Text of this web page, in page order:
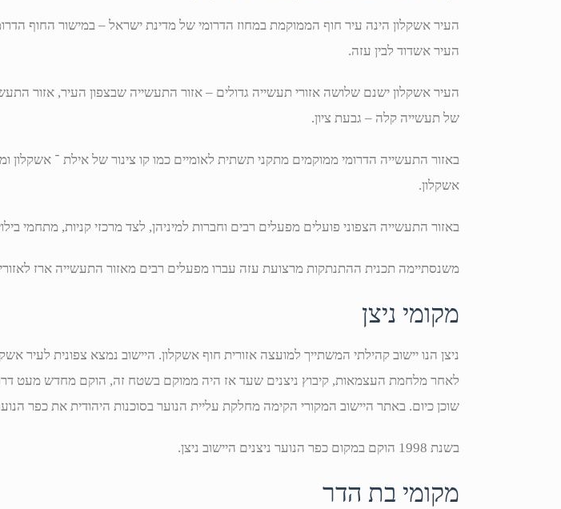
העיר אשקלון הינה עיר חוף הממוקמת במחוז הדרומי של מדינת ישראל – במישור החוף
העיר אשדוד לבין עזה.
העיר אשקלון ישנם שלושה אזורי תעשייה גדולים – אזור התעשייה שבצפון העיר, אזור
של תעשייה קלה – גבעת ציון.
באזור התעשייה הדרומי ממוקמים מתקני תשתית לאומיים כמו קו צינור של אילת ־ אשקלון
אשקלון.
באזור התעשייה הצפוני פועלים מפעלים רבים וחברות למיניהן, לצד מרכזי קניות, מתחמי
משנסתיימה תכנית ההתנתקות מרצועת עזה עברו מפעלים רבים מאזור התעשייה ארז
מקומי ניצן
ניצן הנו יישוב קהילתי המשתייך למועצה אזורית חוף אשקלון. היישוב נמצא צפונית לעיר
לאחר מלחמת העצמאות, קיבוץ ניצנים שעד אז היה ממוקם בשטח זה, הוקם מחדש מעט
שוכן כיום. באתר היישוב המקורי הקימה מחלקת עליית הנוער בסוכנות היהודית את כפר
בשנת 1998 הוקם במקום כפר הנוער ניצנים היישוב ניצן.
מקומי בת הדר